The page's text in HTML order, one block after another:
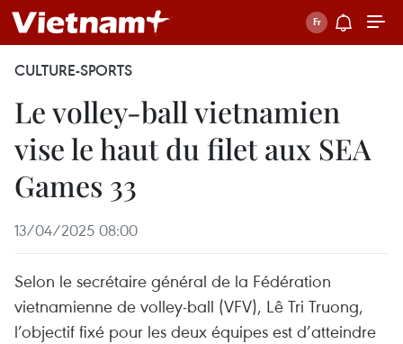
CULTURE-SPORTS
Le volley-ball vietnamien
vise le haut du filet aux SEA
Games 33
13/04/2025 08:00
Selon le secrétaire général de la Fédération
vietnamienne de volley-ball (VFV), Lê Tri Truong,
l’objectif fixé pour les deux équipes est d’atteindre